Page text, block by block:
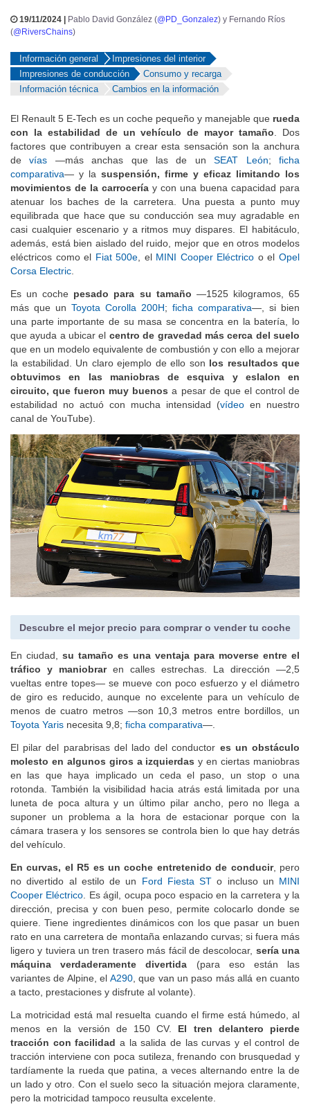
19/11/2024 | Pablo David González (@PD_Gonzalez) y Fernando Ríos
(@RiversChains)
Información general
Impresiones del interior
Impresiones de conducción
Consumo y recarga
Información técnica
Cambios en la información
El Renault 5 E-Tech es un coche pequeño y manejable que rueda
con la estabilidad de un vehículo de mayor tamaño . Dos
factores que contribuyen a crear esta sensación son la anchura
devías —más anchas que las de unSEAT León;ficha
comparativa— y la suspensión, firme y eficaz limitando los
movimientos de la carrocería y con una buena capacidad para
atenuar los baches de la carretera. Una puesta a punto muy
equilibrada que hace que su conducción sea muy agradable en
casi cualquier escenario y a ritmos muy dispares. El habitáculo,
además, está bien aislado del ruido, mejor que en otros modelos
eléctricos como el Fiat 500e , el MINI Cooper Eléctrico o elOpel
Corsa Electric
Es un coche pesado para su tamaño —1525 kilogramos, 65
más que un Toyota Corolla 200H; ficha comparativa—, si bien
una parte importante de su masa se concentra en la batería, lo
que ayuda a ubicar el centro de gravedad más cerca del suelo
que en un modelo equivalente de combustión y con ello a mejorar
la estabilidad. Un claro ejemplo de ello son los resultados que
obtuvimos en las maniobras de esquiva y eslalon en
circuito, que fueron muy buenos a pesar de que el control de
estabilidad no actuó con mucha intensidad (vídeo en nuestro
canal de YouTube).
Descubre el mejor precio para comprar o vender tu coche
En ciudad, su tamaño es una ventaja para moverse entre el
tráfico y maniobraren calles estrechas. La dirección —2,5
vueltas entre topes— se mueve con poco esfuerzo y el diámetro
de giro es reducido, aunque no excelente para un vehículo de
menos de cuatro metros —son 10,3 metros entre bordillos, un
Toyota Yaris necesita 9,8; ficha comparativa—.
El pilar del parabrisas del lado del conductor es un obstáculo
molesto en algunos giros a izquierdas y en ciertas maniobras
en las que haya implicado un ceda el paso, un stop o una
rotonda. También la visibilidad hacia atrás está limitada por una
luneta de poca altura y un último pilar ancho, pero no llega a
suponer un problema a la hora de estacionar porque con la
cámara trasera y los sensores se controla bien lo que hay detrás
del vehículo.
En curvas, el R5 es un coche entretenido de conducir, pero
no divertido al estilo de un Ford Fiesta ST o incluso un MINI
Cooper Eléctrico. Es ágil, ocupa poco espacio en la carretera y la
dirección, precisa y con buen peso, permite colocarlo donde se
quiere. Tiene ingredientes dinámicos con los que pasar un buen
rato en una carretera de montaña enlazando curvas; si fuera más
ligero y tuviera un tren trasero más fácil de descolocar, sería una
máquina verdaderamente divertida (para eso están las
variantes de Alpine, el A290, que van un paso más allá en cuanto
a tacto, prestaciones y disfrute al volante).
La motricidad está mal resuelta cuando el firme está húmedo, al
menos en la versión de 150 CV. El tren delantero pierde
tracción con facilidad a la salida de las curvas y el control de
tracción interviene con poca sutileza, frenando con brusquedad y
tardíamente la rueda que patina, a veces alternando entre la de
un lado y otro. Con el suelo seco la situación mejora claramente,
pero la motricidad tampoco reusulta excelente.